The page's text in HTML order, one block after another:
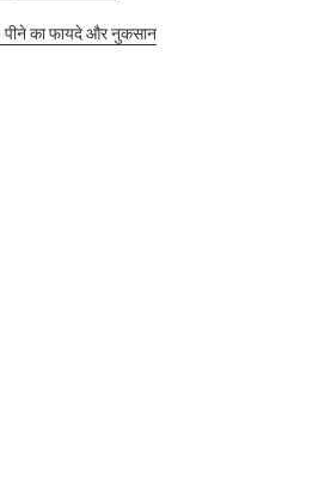
का फायदे और नुकसान